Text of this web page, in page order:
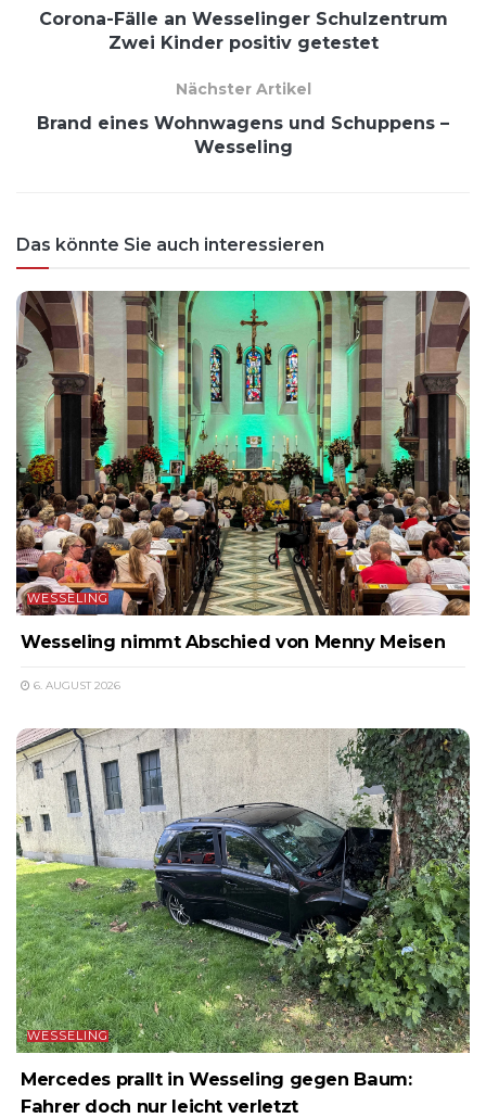
Corona-Fälle an Wesselinger Schulzentrum
Zwei Kinder positiv getestet
Nächster Artikel
Brand eines Wohnwagens und Schuppens –
Wesseling
Das könnte Sie auch interessieren
WESSELING
Wesseling nimmt Abschied von Menny Meisen
6. AUGUST 2026
WESSELING
Mercedes prallt in Wesseling gegen Baum:
Fahrer doch nur leicht verletzt